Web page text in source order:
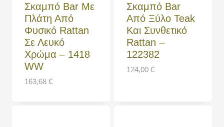
Σκαμπό Bar Με
Πλάτη Από
Φυσικό Rattan
Σε Λευκό
Χρώμα – 1418
WW
163,68 €
Σκαμπό Bar
Από Ξύλο Teak
Και Συνθετικό
Rattan –
122382
124,00 €